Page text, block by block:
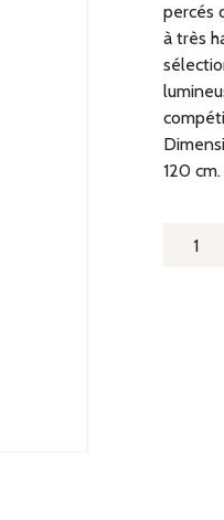
percés
à très
120